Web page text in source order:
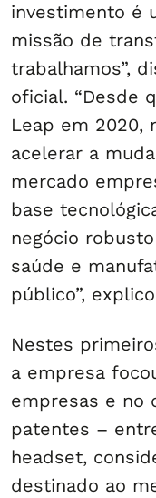
investimento é
missão de
trabalhamos”,
oficial. “Desde
Leap em 2020,
acelerar a
mercado
base
negócio
saúde e
público”,
Nestes
a empresa
empresas e no
patentes –
headset,
destinado ao